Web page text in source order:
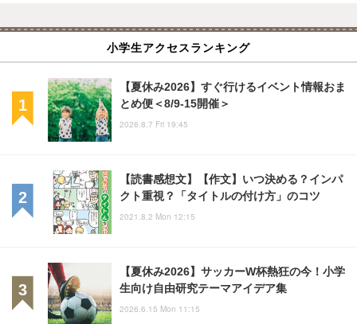
小学生アクセスランキング
【夏休み2026】すぐ行けるイベント情報おま
とめ便＜8/9-15開催＞
2026.8.7 Fri 19:45
【読書感想文】【作文】いつ決める？インパ
クト重視？「タイトルの付け方」のコツ
2021.8.2 Mon 12:15
【夏休み2026】サッカーW杯熱狂の今！小学
生向け自由研究テーマアイデア集
2026.6.15 Mon 11:15